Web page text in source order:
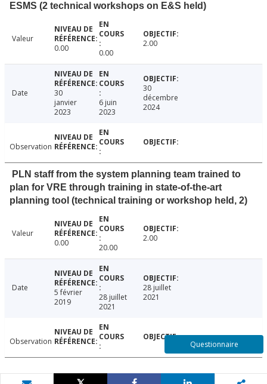
ESMS (2 technical workshops on E&S held)
Valeur
0.00
0.00
2.00
Date
30
janvier
2023
6 juin
2023
30
décembre
2024
Observation
PLN staff from the system planning team trained to
plan for VRE through training in state-of-the-art
planning tool (technical training or workshop held, 2)
Valeur
0.00
20.00
2.00
Date
5 février
2019
28 juillet
2021
28 juillet
2021
Observation Questionnaire